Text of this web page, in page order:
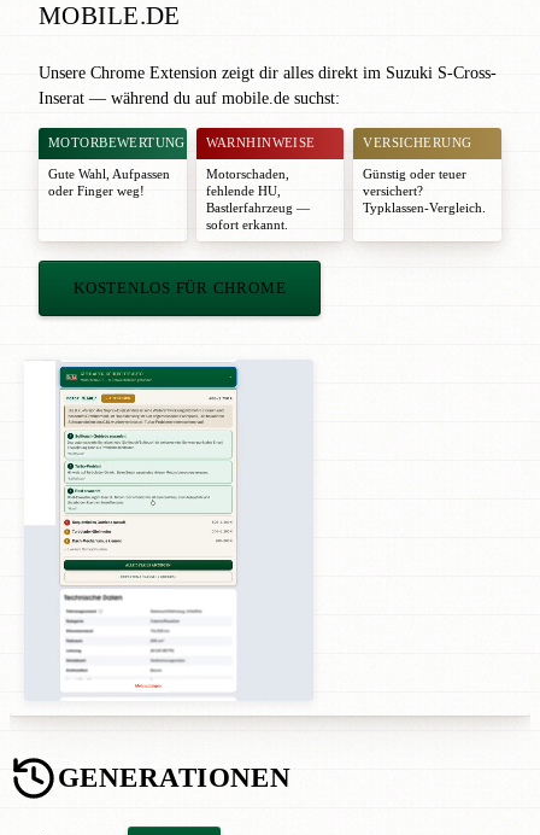
MOBILE.DE
Unsere Chrome Extension zeigt dir alles direkt im Suzuki S-Cross-
Inserat — während du auf mobile.de suchst:
MOTORBEWERTUNG
Gute Wahl
Aufpassen
oder Finger weg!
WARNHINWEISE
Motorschaden,
fehlende HU,
Bastlerfahrzeug —
sofort erkannt.
VERSICHERUNG
Günstig oder teuer
versichert?
Typklassen-Vergleich.
KOSTENLOS FÜR CHROME
GENERATIONEN